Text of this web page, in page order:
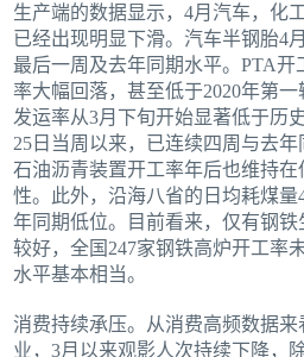
生产端的数据显示，4月汽车，化
已经出现明显下滑。汽车半钢胎4
最后一周及去年同期水平。PTA开
率大幅回落，甚至低于2020年第
发运率从3月下旬开始显著低于历
25日当周以来，已连续四周与去年
石油沥青装置开工率年后也维持
性。此外，沿海八省的日均耗煤
年同期低位。目前看来，仅有钢
较好，全国247家钢铁高炉开工率
水平基本相当。
消费持续承压。从消费高频数据
业，3月以来观影人次持续下降，